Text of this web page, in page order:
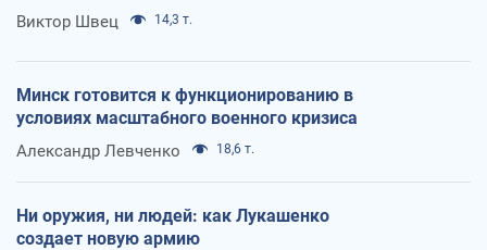
Виктор Швец 14,3 т.
Минск готовится к функционированию в
условиях масштабного военного кризиса
Александр Левченко 18,6 т.
Ни оружия, ни людей: как Лукашенко
создает новую армию